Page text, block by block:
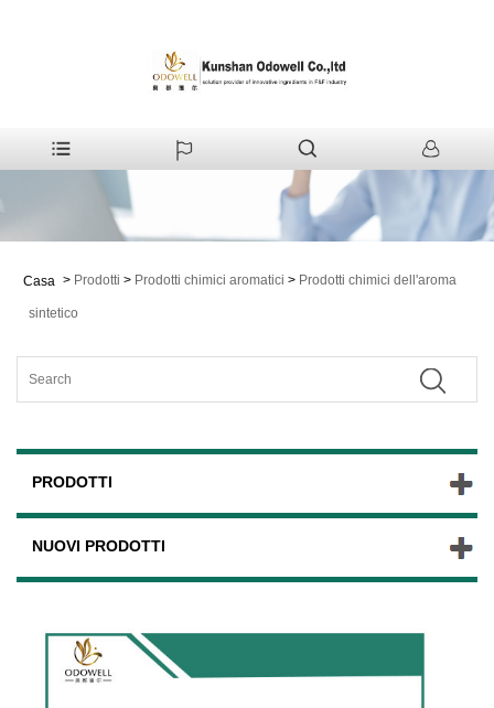
Casa > Prodotti > Prodotti chimici aromatici > Prodotti chimici dell'aroma
sintetico
PRODOTTI
NUOVI PRODOTTI